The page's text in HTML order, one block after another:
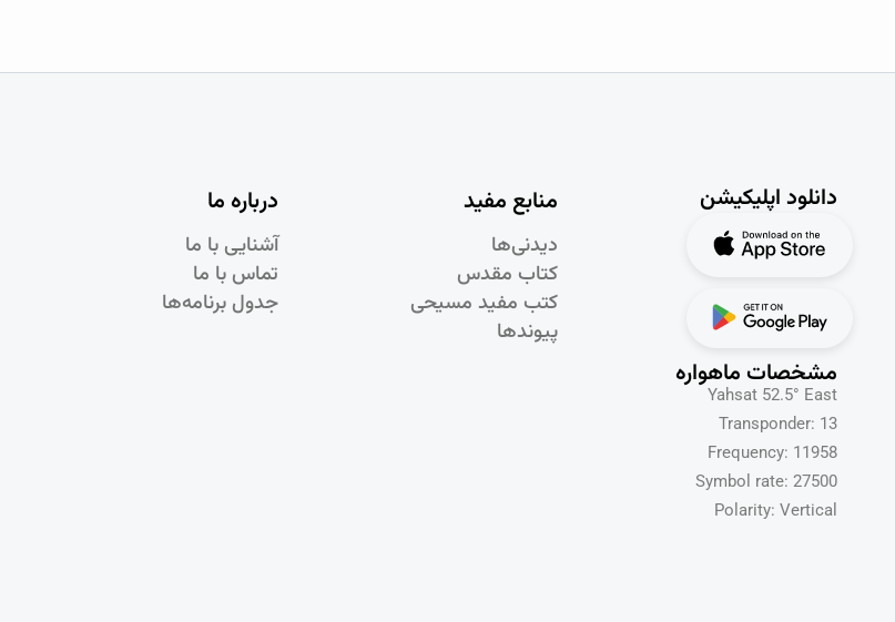
درباره ما
آشنایی با ما
تماس با ما
جدول برنامه‌ها
منابع مفید
دیدنی‌ها
کتاب مقدس
کتب مفید مسیحی
پیوندها
دانلود اپلیکیشن
مشخصات ماهواره
Yahsat 52.5° East
Transponder: 13
Frequency: 11958
Symbol rate: 27500
Polarity: Vertical